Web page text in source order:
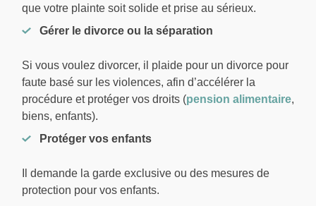
que votre plainte soit solide et prise au sérieux.
Gérer le divorce ou la séparation
Si vous voulez divorcer, il plaide pour un divorce pour
faute basé sur les violences, afin d’accélérer la
procédure et protéger vos droits (pension alimentaire,
biens, enfants).
Protéger vos enfants
Il demande la garde exclusive ou des mesures de
protection pour vos enfants.